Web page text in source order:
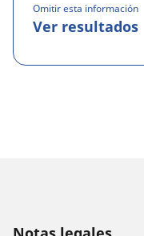
Omitir esta información
Ver resultados